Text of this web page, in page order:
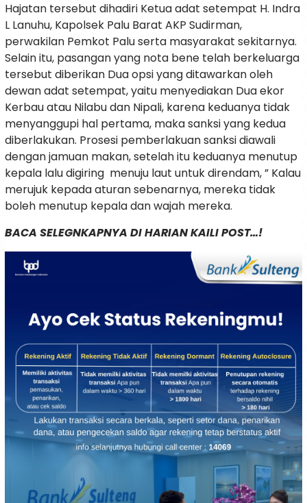
Hajatan tersebut dihadiri Ketua adat setempat H. Indra
L Lanuhu, Kapolsek Palu Barat AKP Sudirman,
perwakilan Pemkot Palu serta masyarakat sekitarnya.
Selain itu, pasangan yang nota bene telah berkeluarga
tersebut diberikan Dua opsi yang ditawarkan oleh
dewan adat setempat, yaitu menyediakan Dua ekor
Kerbau atau Nilabu dan Nipali, karena keduanya tidak
menyanggupi hal pertama, maka sanksi yang kedua
diberlakukan. Prosesi pemberlakuan sanksi diawali
dengan jamuan makan, setelah itu keduanya menutup
kepala lalu digiring menuju laut untuk direndam, ” Kalau
merujuk kepada aturan sebenarnya, mereka tidak
boleh menutup kepala dan wajah mereka.
BACA SELEGNKAPNYA DI HARIAN KAILI POST…!